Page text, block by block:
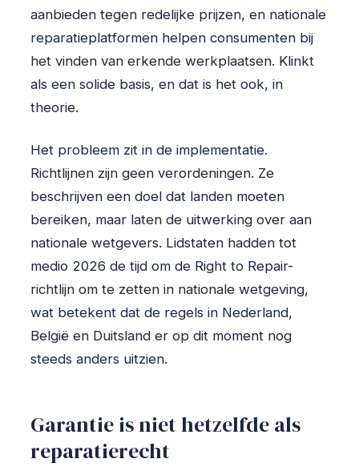
aanbieden tegen redelijke prijzen, en nationale
reparatieplatformen helpen consumenten bij
het vinden van erkende werkplaatsen. Klinkt
als een solide basis, en dat is het ook, in
theorie.
Het probleem zit in de implementatie.
Richtlijnen zijn geen verordeningen. Ze
beschrijven een doel dat landen moeten
bereiken, maar laten de uitwerking over aan
nationale wetgevers. Lidstaten hadden tot
medio 2026 de tijd om de Right to Repair-
richtlijn om te zetten in nationale wetgeving,
wat betekent dat de regels in Nederland,
België en Duitsland er op dit moment nog
steeds anders uitzien.
Garantie is niet hetzelfde als
reparatierecht